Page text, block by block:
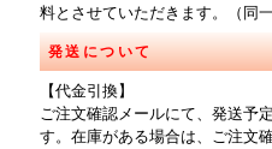
料とさせていただきます。（同
発送について
【代金引換】
ご注文確認メールにて、発送予
す。在庫がある場合は、ご注文